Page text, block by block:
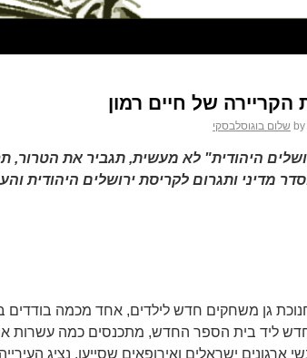
של חיים רמון
by שלום בוגוסלבסקי
היהודית" לא מעשית, תגביר את הטרור,
מדיני ותגרום לקריסת ירושלים היהודית
גן משחקים חדש לילדים, אחד מכמה בודדים
ליד בית הספר החדש, מתכנסים כמה עשרות
ארגונים ישראלים ואירופאים שסייעו. נציג